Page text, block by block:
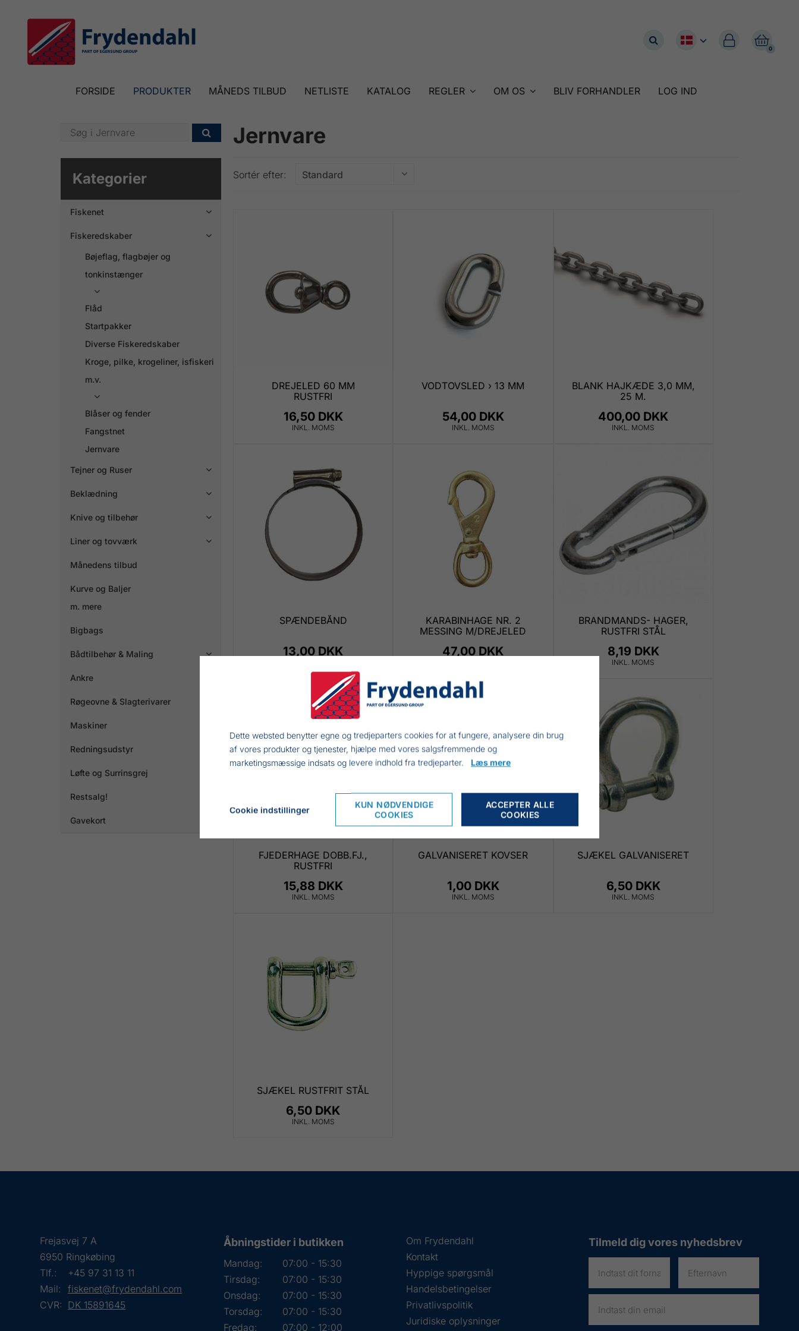

0

FORSIDE PRODUKTER MÅNEDS TILBUD NETLISTE KATALOG REGLER OM OS BLIV FORHANDLER LOG IND

Kategorier
Fiskenet 
Fiskeredskaber 
Bøjeflag, flagbøjer og
tonkinstænger

Flåd
Startpakker
Diverse Fiskeredskaber
Kroge, pilke, krogeliner, isfiskeri
m.v.

Blåser og fender
Fangstnet
Jernvare
Tejner og Ruser 
Beklædning 
Knive og tilbehør 
Liner og tovværk 
Månedens tilbud
Kurve og Baljer
m. mere
Bigbags
Bådtilbehør & Maling 
Ankre
Røgeovne & Slagterivarer
Maskiner
Redningsudstyr
Løfte og Surrinsgrej
Restsalg!
Gavekort
Jernvare
Sortér efter:
DREJELED 60 MM
RUSTFRI
16,50 DKK
INKL. MOMS
VODTOVSLED › 13 MM
54,00 DKK
INKL. MOMS
BLANK HAJKÆDE 3,0 MM,
25 M.
400,00 DKK
INKL. MOMS
SPÆNDEBÅND
13,00 DKK
KARABINHAGE NR. 2
MESSING M/DREJELED
47,00 DKK
BRANDMANDS- HAGER,
RUSTFRI STÅL
8,19 DKK
INKL. MOMS
FJEDERHAGE DOBB.FJ.,
RUSTFRI
15,88 DKK
INKL. MOMS
GALVANISERET KOVSER
1,00 DKK
INKL. MOMS
SJÆKEL GALVANISERET
6,50 DKK
INKL. MOMS
SJÆKEL RUSTFRIT STÅL
6,50 DKK
INKL. MOMS
Frejasvej 7 A
6950 Ringkøbing
Tlf.:
+45 97 31 13 11
Mail:
fiskenet@frydendahl.com
CVR: DK 15891645
Åbningstider i butikken
Mandag:
07:00 - 15:30
Tirsdag:
07:00 - 15:30
Onsdag:
07:00 - 15:30
Torsdag:
07:00 - 15:30
Fredag:
07:00 - 12:00
Om Frydendahl
Kontakt
Hyppige spørgsmål
Handelsbetingelser
Privatlivspolitik
Juridiske oplysninger
Tilmeld dig vores nyhedsbrev
Dette websted benytter egne og tredjeparters cookies for at fungere, analysere din brug
af vores produkter og tjenester, hjælpe med vores salgsfremmende og
marketingsmæssige indsats og levere indhold fra tredjeparter. Læs mere
Cookie indstillinger
KUN NØDVENDIGE
COOKIES
ACCEPTER ALLE
COOKIES